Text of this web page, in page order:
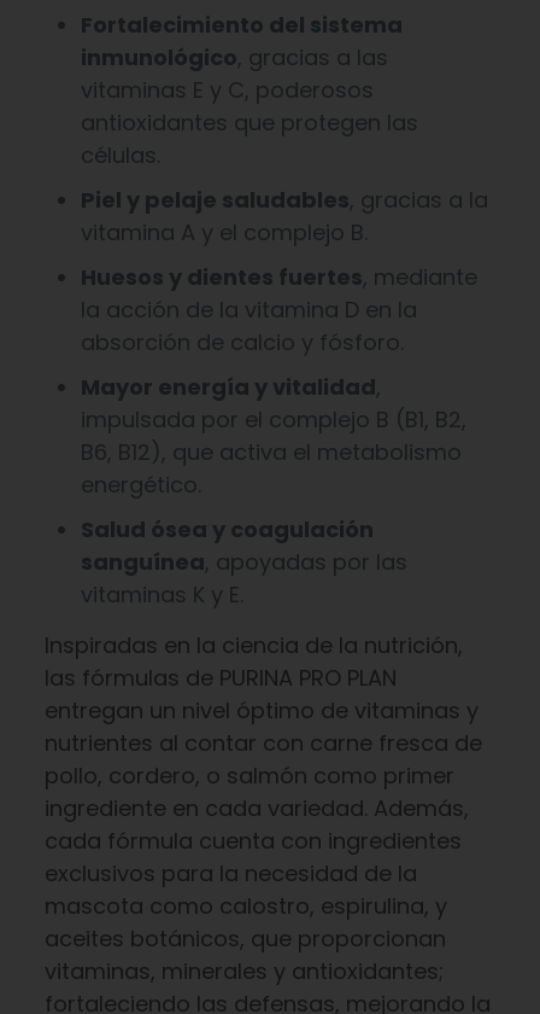
Fortalecimiento del sistema
inmunológico, gracias a las
vitaminas E y C, poderosos
antioxidantes que protegen las
células.
Piel y pelaje saludables, gracias a la
vitamina A y el complejo B.
Huesos y dientes fuertes, mediante
la acción de la vitamina D en la
absorción de calcio y fósforo.
Mayor energía y vitalidad,
impulsada por el complejo B (B1, B2,
B6, B12), que activa el metabolismo
energético.
Salud ósea y coagulación
sanguínea, apoyadas por las
vitaminas K y E.
Inspiradas en la ciencia de la nutrición,
las fórmulas de PURINA PRO PLAN
entregan un nivel óptimo de vitaminas y
nutrientes al contar con carne fresca de
pollo, cordero, o salmón como primer
ingrediente en cada variedad. Además,
cada fórmula cuenta con ingredientes
exclusivos para la necesidad de la
mascota como calostro, espirulina, y
aceites botánicos, que proporcionan
vitaminas, minerales y antioxidantes;
fortaleciendo las defensas, mejorando la